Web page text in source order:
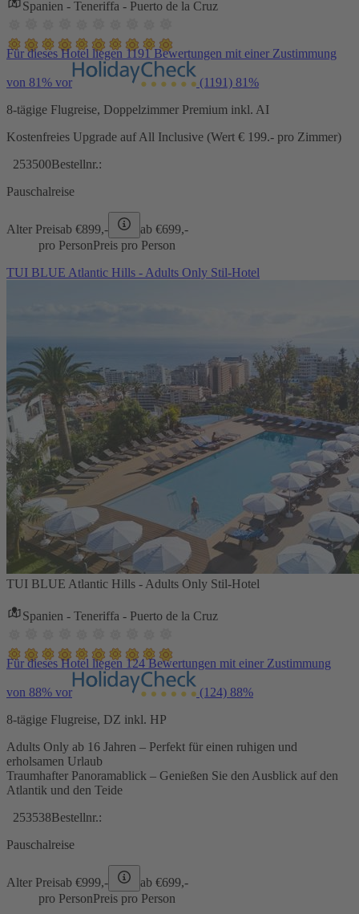
Spanien - Teneriffa - Puerto de la Cruz
Für dieses Hotel liegen 1191 Bewertungen mit einer Zustimmung
von 81% vor (1191) 81%
8-tägige Flugreise, Doppelzimmer Premium inkl. AI
Kostenfreies Upgrade auf All Inclusive (Wert € 199.- pro Zimmer)
253500Bestellnr.:
Pauschalreise
Alter Preisab €899,- ab €699,-
pro PersonPreis pro Person
TUI BLUE Atlantic Hills - Adults Only Stil-Hotel
TUI BLUE Atlantic Hills - Adults Only Stil-Hotel
Spanien - Teneriffa - Puerto de la Cruz
Für dieses Hotel liegen 124 Bewertungen mit einer Zustimmung
von 88% vor (124) 88%
8-tägige Flugreise, DZ inkl. HP
Adults Only ab 16 Jahren – Perfekt für einen ruhigen und
erholsamen Urlaub
Traumhafter Panoramablick – Genießen Sie den Ausblick auf den
Atlantik und den Teide
253538Bestellnr.:
Pauschalreise
Alter Preisab €999,- ab €699,-
pro PersonPreis pro Person